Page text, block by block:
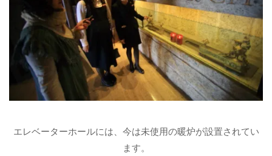
エレベーターホールには、今は未使用の暖炉が設置されてい
ます。